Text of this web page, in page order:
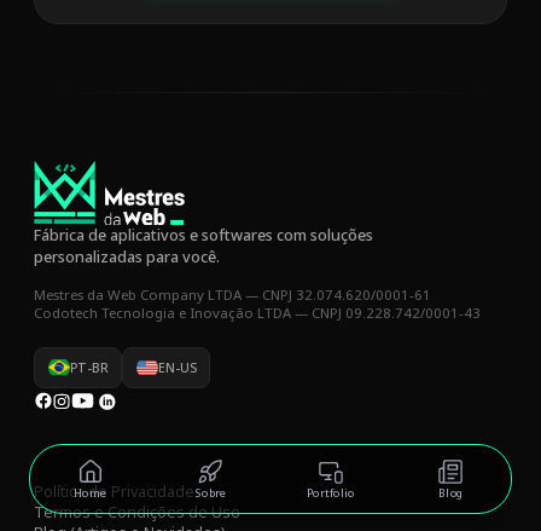
Fábrica de aplicativos e softwares com soluções
personalizadas para você.
Mestres da Web Company LTDA — CNPJ 32.074.620/0001-61
Codotech Tecnologia e Inovação LTDA — CNPJ 09.228.742/0001-43
PT-BR EN-US
Política de Privacidade
Termos e Condições de Uso
Home Sobre Portfolio Blog